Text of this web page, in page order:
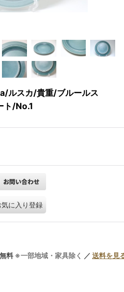
ルスカ/貴重/ブルールス
ト/No.1
気に入り登録
料 ※一部地域・家具除く ／ 送料を見